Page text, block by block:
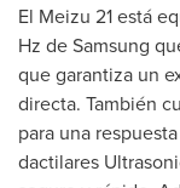
El Meizu 21 está
Hz de Samsung
que garantiza un
directa. También
para una
dactilares